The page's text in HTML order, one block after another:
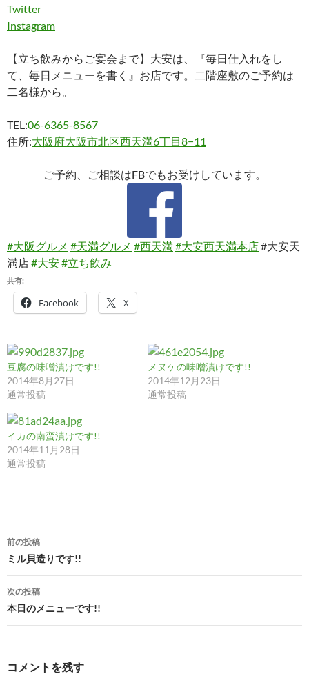
Twitter
Instagram
【立ち飲みからご宴会まで】大安は、『毎日仕入れをし
て、毎日メニューを書く』お店です。二階座敷のご予約は
二名様から。
TEL:06-6365-8567
住所:大阪府大阪市北区西天満6丁目8−11
ご予約、ご相談はFBでもお受けしています。
#大阪グルメ #天満グルメ #西天満#大安西天満本店#大安天
満店#大安#立ち飲み
共有:
Facebook X
豆腐の味噌漬けです!!
2014年8月27日
通常投稿
メヌケの味噌漬けです!!
2014年12月23日
通常投稿
イカの南蛮漬けです!!
2014年11月28日
通常投稿
投
稿
ナ
ビ
ゲ
前の投稿
ミル貝造りです!!
次の投稿
本日のメニューです!!
コメントを残す